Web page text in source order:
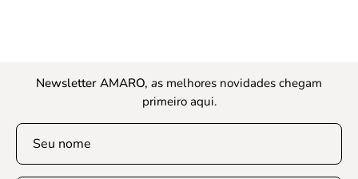
Newsletter AMARO, as melhores novidades chegam
primeiro aqui.